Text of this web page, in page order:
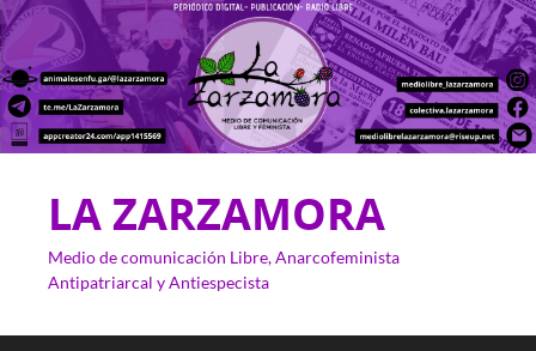
LA ZARZAMORA
Medio de comunicación Libre, Anarcofeminista
Antipatriarcal y Antiespecista